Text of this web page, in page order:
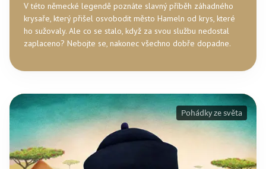
V této německé legendě poznáte slavný příběh záhadného
krysaře, který přišel osvobodit město Hameln od krys, které
ho sužovaly. Ale co se stalo, když za svou službu nedostal
zaplaceno? Nebojte se, nakonec všechno dobře dopadne.
Pohádky ze světa